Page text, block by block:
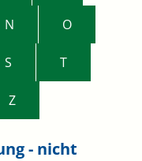
N O
S T
Z
- nicht